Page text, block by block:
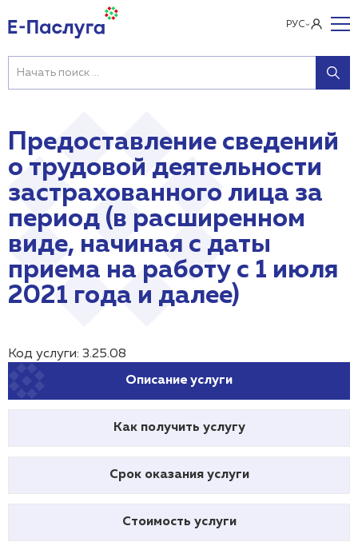
РУС
Предоставление сведений
о трудовой деятельности
застрахованного лица за
период (в расширенном
виде, начиная с даты
приема на работу с 1 июля
2021 года и далее)
Код услуги: 3.25.08
Описание услуги
Как получить услугу
Срок оказания услуги
Стоимость услуги